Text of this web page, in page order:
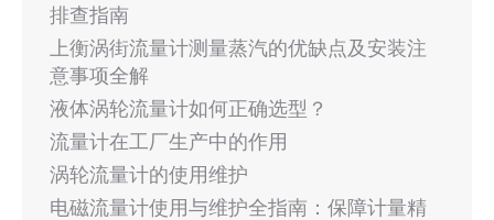
排查指南
上衡涡街流量计测量蒸汽的优缺点及安装注
意事项全解
液体涡轮流量计如何正确选型？
流量计在工厂生产中的作用
涡轮流量计的使用维护
电磁流量计使用与维护全指南：保障计量精